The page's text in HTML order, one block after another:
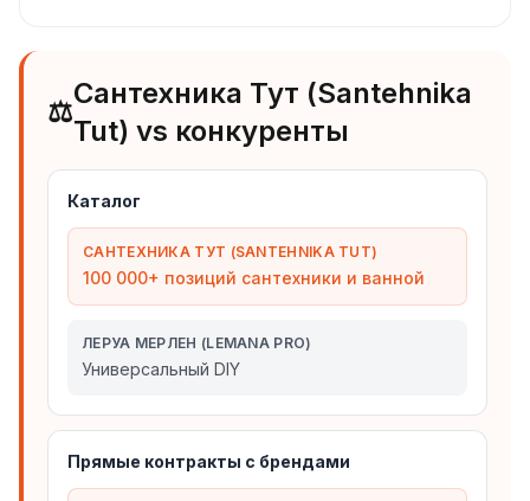
⚖️
Сантехника Тут (Santehnika
Tut) vs конкуренты
Каталог
САНТЕХНИКА ТУТ (SANTEHNIKA TUT)
100 000+ позиций сантехники и ванной
ЛЕРУА МЕРЛЕН (LEMANA PRO)
Универсальный DIY
Прямые контракты с брендами